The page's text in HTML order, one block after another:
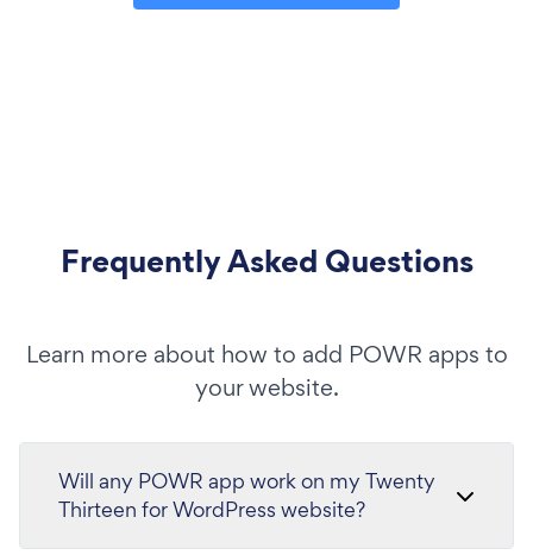
Frequently Asked Questions
Learn more about how to add POWR apps to
your website.
Will any POWR app work on my Twenty
Thirteen for WordPress website?